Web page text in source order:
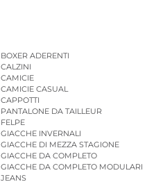
BOXER ADERENTI
CALZINI
CAMICIE
CAMICIE CASUAL
CAPPOTTI
PANTALONE DA TAILLEUR
FELPE
GIACCHE INVERNALI
GIACCHE DI MEZZA STAGIONE
GIACCHE DA COMPLETO
GIACCHE DA COMPLETO MODULARI
JEANS